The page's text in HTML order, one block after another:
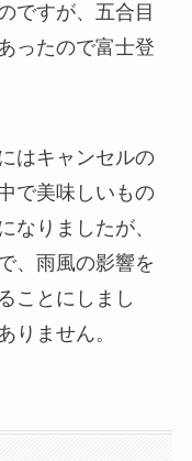
ですが、五合目
ったので富士登
はキャンセルの
で美味しいもの
なりましたが、
、雨風の影響を
ことにしまし
りません。